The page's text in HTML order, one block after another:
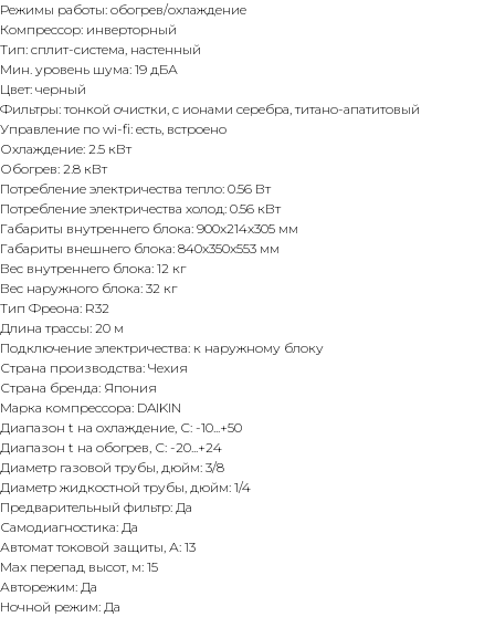
Режимы работы: обогрев/охлаждение
Компрессор: инверторный
Тип: сплит-система, настенный
Мин. уровень шума: 19 дБА
Цвет: черный
Фильтры: тонкой очистки, с ионами серебра, титано-апатитовый
Управление по wi-fi: есть, встроено
Охлаждение: 2.5 кВт
Обогрев: 2.8 кВт
Потребление электричества тепло: 0.56 Вт
Потребление электричества холод: 0.56 кВт
Габариты внутреннего блока: 900x214x305 мм
Габариты внешнего блока: 840x350x553 мм
Вес внутреннего блока: 12 кг
Вес наружного блока: 32 кг
Тип Фреона: R32
Длина трассы: 20 м
Подключение электричества: к наружному блоку
Страна производства: Чехия
Страна бренда: Япония
Марка компрессора: DAIKIN
Диапазон t на охлаждение, С: -10...+50
Диапазон t на обогрев, С: -20...+24
Диаметр газовой трубы, дюйм: 3/8
Диаметр жидкостной трубы, дюйм: 1/4
Предварительный фильтр: Да
Самодиагностика: Да
Автомат токовой защиты, А: 13
Max перепад высот, м: 15
Авторежим: Да
Ночной режим: Да